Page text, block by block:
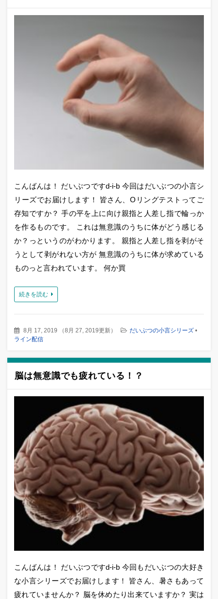
こんばんは！ だいぶつですd-i-b 今回はだいぶつの小言シ
リーズでお届けします！ 皆さん、Oリングテストってご
存知ですか？ 手の平を上に向け親指と人差し指で輪っか
を作るものです。 これは無意識のうちに体がどう感じる
か？っというのがわかります。 親指と人差し指を剥がそ
うとして剥がれない方が 無意識のうちに体が求めている
ものっと言われています。 何か買
続きを読む
8月 17, 2019 （8月 27, 2019更新） だいぶつの小言シリーズ •
ライン配信
脳は無意識でも疲れている！？
こんばんは！ だいぶつですd-i-b 今回もだいぶつの大好き
な小言シリーズでお届けします！ 皆さん、暑さもあって
疲れていませんか？ 脳を休めたり出来ていますか？ 実は